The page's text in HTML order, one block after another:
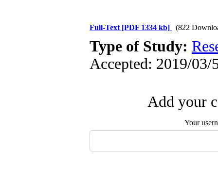
Full-Text [PDF 1334 kb] (822
Type of Study:
Accepted: 2019/03/
Add your
Your